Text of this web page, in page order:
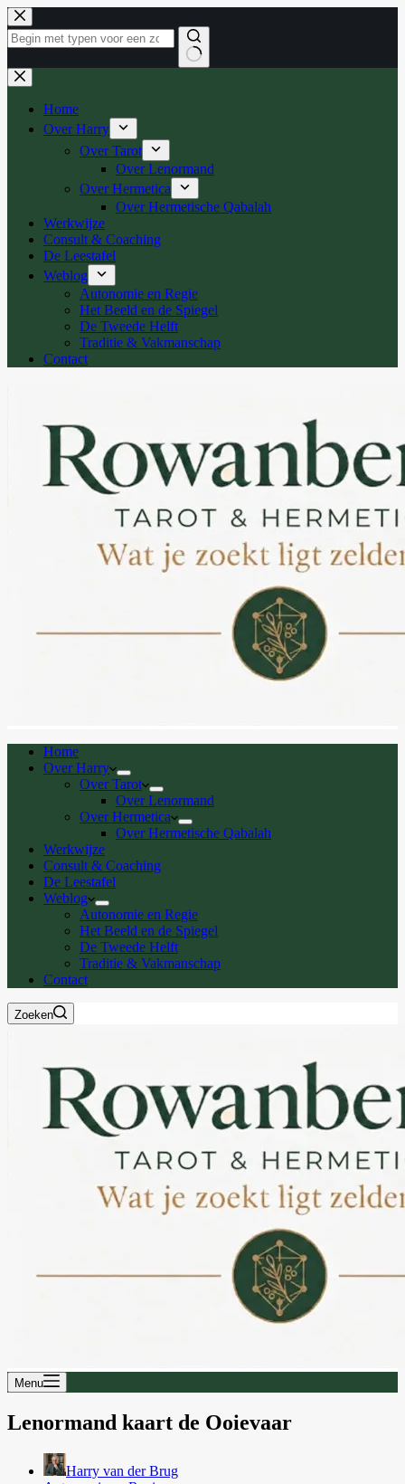
Ga
naar
de
Geen
resultaten
Home
Over Harry
Over Tarot
Over Lenormand
Over Hermetica
Over Hermetische Qabalah
Werkwijze
Consult & Coaching
De Leestafel
Weblog
Autonomie en Regie
Het Beeld en de Spiegel
De Tweede Helft
Traditie & Vakmanschap
Contact
Home
Over Harry
Over Tarot
Over Lenormand
Over Hermetica
Over Hermetische Qabalah
Werkwijze
Consult & Coaching
De Leestafel
Weblog
Autonomie en Regie
Het Beeld en de Spiegel
De Tweede Helft
Traditie & Vakmanschap
Contact
Zoeken
Menu
Lenormand kaart de Ooievaar
Harry van der Brug